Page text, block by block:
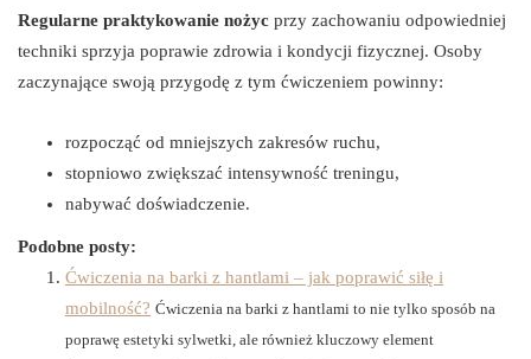
Regularne praktykowanie nożyc przy zachowaniu odpowiedniej
techniki sprzyja poprawie zdrowia i kondycji fizycznej. Osoby
zaczynające swoją przygodę z tym ćwiczeniem powinny:
rozpocząć od mniejszych zakresów ruchu,
stopniowo zwiększać intensywność treningu,
nabywać doświadczenie.
Podobne posty:
Ćwiczenia na barki z hantlami – jak poprawić siłę i
mobilność? Ćwiczenia na barki z hantlami to nie tylko sposób na
poprawę estetyki sylwetki, ale również kluczowy element